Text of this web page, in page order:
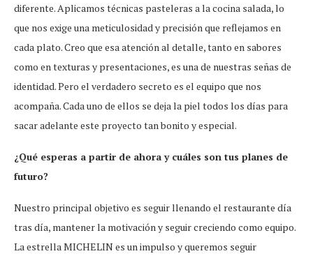
diferente. Aplicamos técnicas pasteleras a la cocina salada, lo
que nos exige una meticulosidad y precisión que reflejamos en
cada plato. Creo que esa atención al detalle, tanto en sabores
como en texturas y presentaciones, es una de nuestras señas de
identidad. Pero el verdadero secreto es el equipo que nos
acompaña. Cada uno de ellos se deja la piel todos los días para
sacar adelante este proyecto tan bonito y especial.
¿Qué esperas a partir de ahora y cuáles son tus planes de
futuro?
Nuestro principal objetivo es seguir llenando el restaurante día
tras día, mantener la motivación y seguir creciendo como equipo.
La estrella MICHELIN es un impulso y queremos seguir